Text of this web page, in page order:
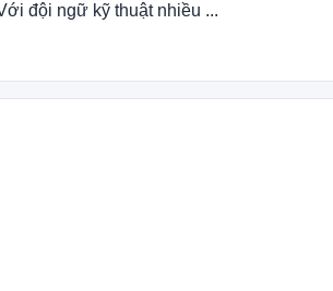
đội ngữ kỹ thuật nhiều ...